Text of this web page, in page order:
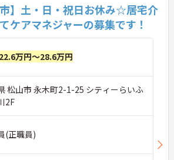
市】土・日・祝日お休み☆居宅介
ケアマネジャーの募集です！
22.6万円～28.6万円
松山市 永木町2-1-25 シティーらいふ
2F
(正職員)